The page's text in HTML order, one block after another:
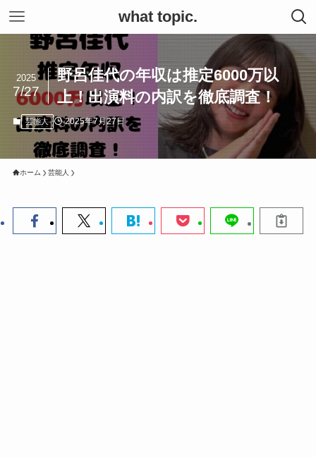
what topic.
野呂佳代の年収は推定6000万以
上！出演料の内訳を徹底調査！
2025
7/27
芸能人 2025年7月27日
ホーム 芸能人